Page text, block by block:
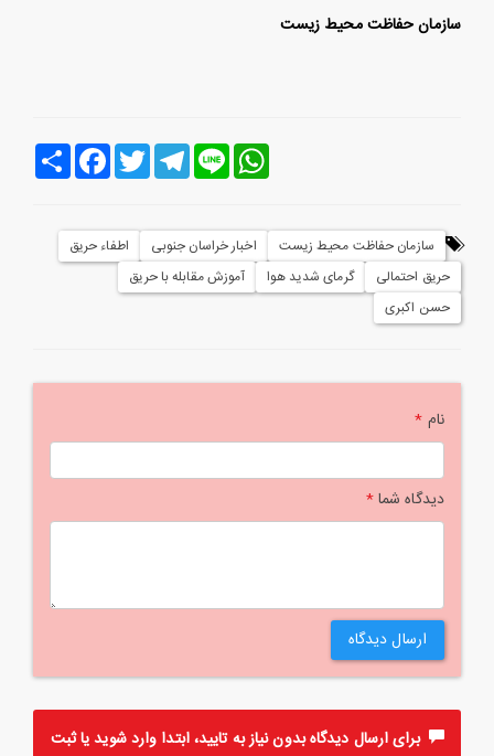
سازمان حفاظت محیط زیست
اشتراک
FacebookTwitter
Telegram Line
WhatsApp
سازمان حفاظت محیط زیست اخبار خراسان جنوبی
اطفاء حریق
حریق احتمالی
گرمای شدید هوا
آموزش مقابله با حریق
حسن اکبری
نام*
دیدگاه شما*
ارسال دیدگاه
برای ارسال دیدگاه بدون نیاز به تایید، ابتداواردشوید یاثبت